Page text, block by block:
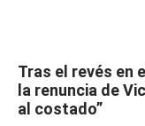
Tras el revés en
la renuncia de
al costado”